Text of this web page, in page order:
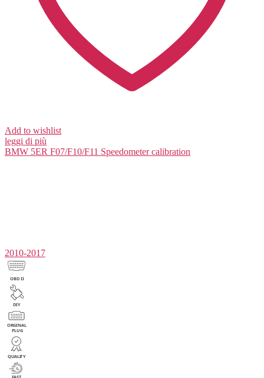
Add to wishlist
leggi di più
BMW 5ER F07/F10/F11 Speedometer calibration
2010-2017